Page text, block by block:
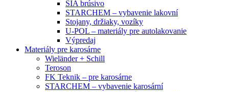
SIA brúsivo
STARCHEM – vybavenie lakovní
Stojany, držiaky, vozíky
U-POL – materiály pre autolakovanie
Výpredaj
Materiály pre karosárne
Wieländer + Schill
Teroson
FK Teknik – pre karosárne
STARCHEM – vybavenie karosární